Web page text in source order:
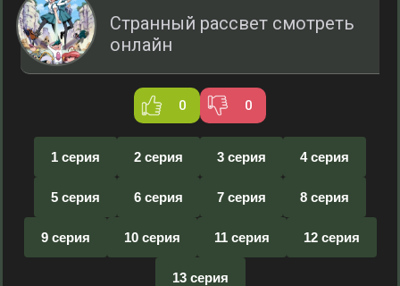
Странный рассвет смотреть
онлайн
0 0
1 серия 2 серия 3 серия 4 серия
5 серия 6 серия 7 серия 8 серия
9 серия 10 серия 11 серия 12 серия
13 серия